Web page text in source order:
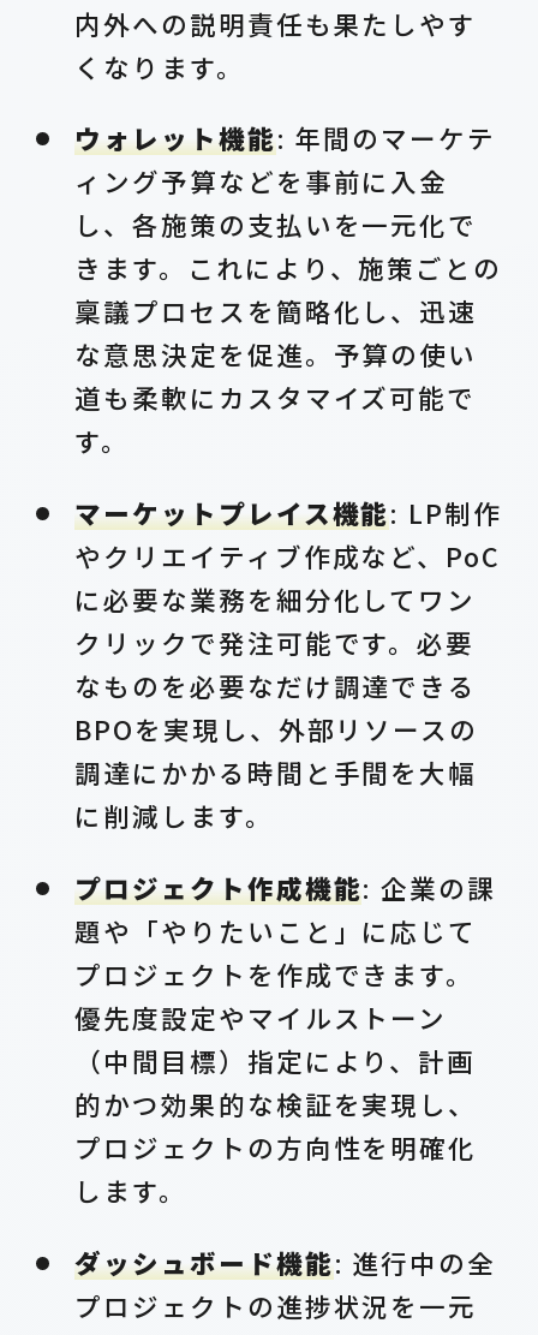
内外への説明責任も果たしやす
くなります。
ウォレット機能: 年間のマーケテ
ィング予算などを事前に入金
し、各施策の支払いを一元化で
きます。これにより、施策ごとの
稟議プロセスを簡略化し、迅速
な意思決定を促進。予算の使い
道も柔軟にカスタマイズ可能で
す。
マーケットプレイス機能: LP制作
やクリエイティブ作成など、PoC
に必要な業務を細分化してワン
クリックで発注可能です。必要
なものを必要なだけ調達できる
BPOを実現し、外部リソースの
調達にかかる時間と手間を大幅
に削減します。
プロジェクト作成機能: 企業の課
題や「やりたいこと」に応じて
プロジェクトを作成できます。
優先度設定やマイルストーン
（中間目標）指定により、計画
的かつ効果的な検証を実現し、
プロジェクトの方向性を明確化
します。
ダッシュボード機能: 進行中の全
プロジェクトの進捗状況を一元